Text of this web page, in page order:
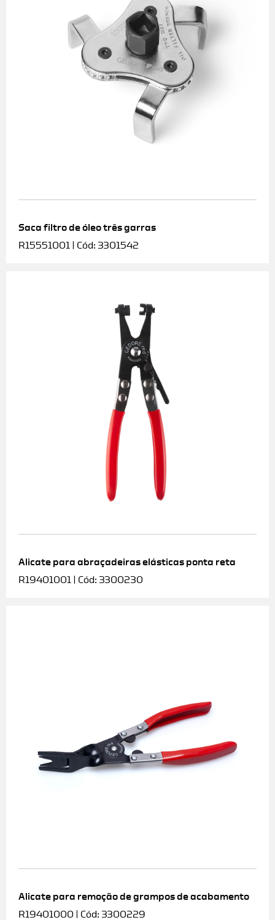
Saca filtro de óleo três garras
R15551001 | Cód: 3301542
Alicate para abraçadeiras elásticas ponta reta
R19401001 | Cód: 3300230
Alicate para remoção de grampos de acabamento
R19401000 | Cód: 3300229